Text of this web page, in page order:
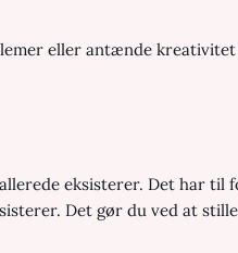
eller antænde
eksisterer. Det har til
Det gør du ved at